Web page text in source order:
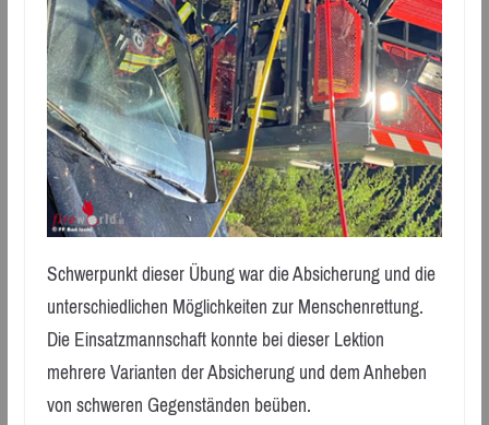
Schwerpunkt dieser Übung war die Absicherung und die
unterschiedlichen Möglichkeiten zur Menschenrettung.
Die Einsatzmannschaft konnte bei dieser Lektion
mehrere Varianten der Absicherung und dem Anheben
von schweren Gegenständen beüben.